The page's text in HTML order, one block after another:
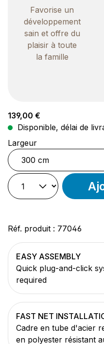
Favorise un
développement
sain et offre du
plaisir à toute
la famille
Prix régulier :
139,00 €
Disponible, délai de
Sélectionnez
Largeur
Réf. produit : 77046
EASY ASSEMBLY
Quick plug-and-click
required
FAST NET
Cadre en tube d'acier
en polyester résistant